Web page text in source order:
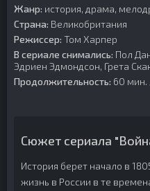
Жанр: история, драма,
Страна: Великобритания
Режиссер: Том Харпер
В сериале снимались: Пол
Эдриен Эдмондсон, Грета
Продолжительность: 60 мин.
Сюжет сериала
История берет начало в
жизнь в России в те